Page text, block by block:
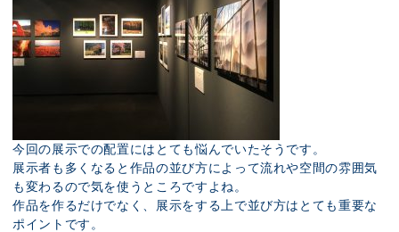
今回の展示での配置にはとても悩んでいたそうです。
展示者も多くなると作品の並び方によって流れや空間の雰囲気
も変わるので気を使うところですよね。
作品を作るだけでなく、展示をする上で並び方はとても重要な
ポイントです。